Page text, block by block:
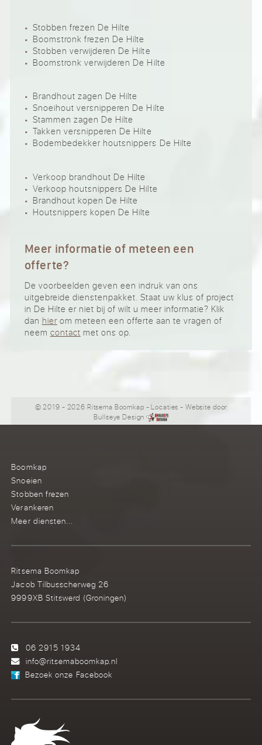
Stobben frezen De Hilte
Boomstronk frezen De Hilte
Stobben verwijderen De Hilte
Boomstronk verwijderen De Hilte
Brandhout zagen De Hilte
Snoeihout versnipperen De Hilte
Stammen zagen De Hilte
Takken versnipperen De Hilte
Bodembedekker houtsnippers De Hilte
Verkoop brandhout De Hilte
Verkoop houtsnippers De Hilte
Brandhout kopen De Hilte
Houtsnippers kopen De Hilte
Meer informatie of meteen een
offerte?
De voorbeelden geven een indruk van ons
uitgebreide dienstenpakket. Staat uw klus of project
in De Hilte er niet bij of wilt u meer informatie? Klik
dan hierom meteen een offerte aan te vragen of
neem contact met ons op.
© 2019 - 2026 Ritsema Boomkap -Locaties - Website door
Bullseye Design
Boomkap
Snoeien
Stobben frezen
Verankeren
Meer diensten...
Ritsema Boomkap
Jacob Tilbusscherweg 26
9999XB Stitswerd (Groningen)
06 2915 1934
info@ritsemaboomkap.nl
Bezoek onze Facebook